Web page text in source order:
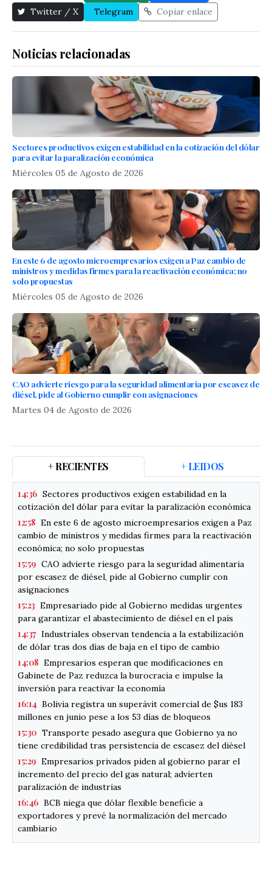
Twitter / X
Telegram Copiar enlace
Noticias relacionadas
Sectores productivos exigen estabilidad en la cotización del dólar
para evitar la paralización económica
Miércoles 05 de Agosto de 2026
En este 6 de agosto microempresarios exigen a Paz cambio de
ministros y medidas firmes para la reactivación económica; no
solo propuestas
Miércoles 05 de Agosto de 2026
CAO advierte riesgo para la seguridad alimentaria por escasez de
diésel, pide al Gobierno cumplir con asignaciones
Martes 04 de Agosto de 2026
+ RECIENTES + LEIDOS
14:36 Sectores productivos exigen estabilidad en la
cotización del dólar para evitar la paralización económica
12:58 En este 6 de agosto microempresarios exigen a Paz
cambio de ministros y medidas firmes para la reactivación
económica; no solo propuestas
15:59 CAO advierte riesgo para la seguridad alimentaria
por escasez de diésel, pide al Gobierno cumplir con
asignaciones
15:23 Empresariado pide al Gobierno medidas urgentes
para garantizar el abastecimiento de diésel en el país
14:37 Industriales observan tendencia a la estabilización
de dólar tras dos días de baja en el tipo de cambio
14:08 Empresarios esperan que modificaciones en
Gabinete de Paz reduzca la burocracia e impulse la
inversión para reactivar la economía
16:14 Bolivia registra un superávit comercial de $us 183
millones en junio pese a los 53 días de bloqueos
15:30 Transporte pesado asegura que Gobierno ya no
tiene credibilidad tras persistencia de escasez del diésel
15:29 Empresarios privados piden al gobierno parar el
incremento del precio del gas natural; advierten
paralización de industrias
16:46 BCB niega que dólar flexible beneficie a
exportadores y prevé la normalización del mercado
cambiario